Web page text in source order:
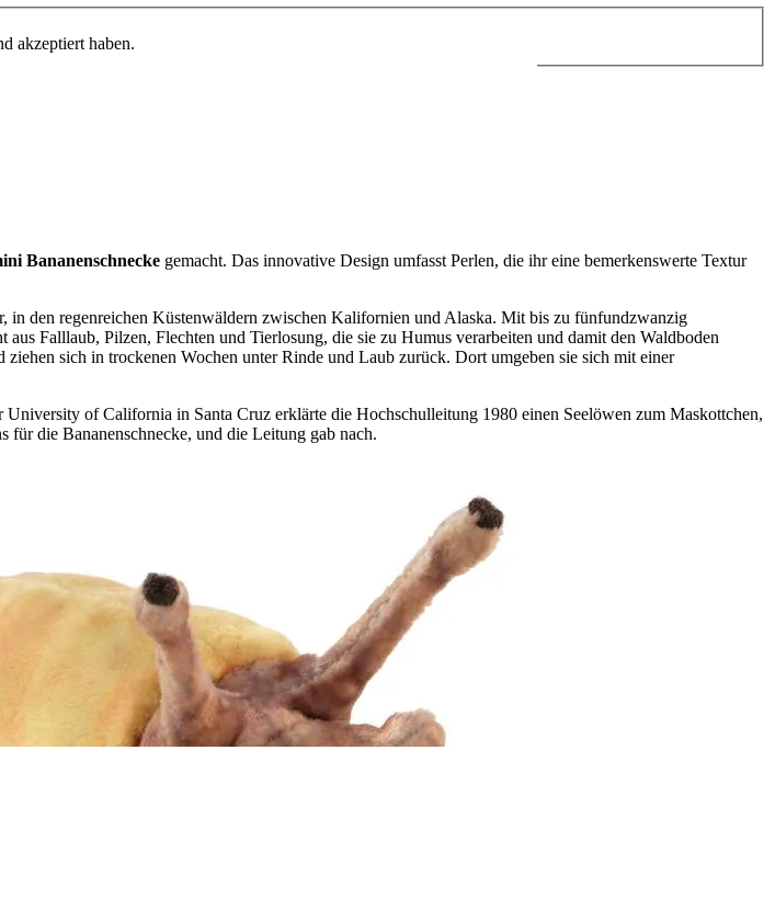
akzeptiert haben.
Bananenschnecke gemacht. Das innovative Design umfasst Perlen, die ihr eine bemerkenswerte Textur
den regenreichen Küstenwäldern zwischen Kalifornien und Alaska. Mit bis zu fünfundzwanzig
Falllaub, Pilzen, Flechten und Tierlosung, die sie zu Humus verarbeiten und damit den Waldboden
sich in trockenen Wochen unter Rinde und Laub zurück. Dort umgeben sie sich mit einer
University of California in Santa Cruz erklärte die Hochschulleitung 1980 einen Seelöwen zum Maskottchen,
für die Bananenschnecke, und die Leitung gab nach.